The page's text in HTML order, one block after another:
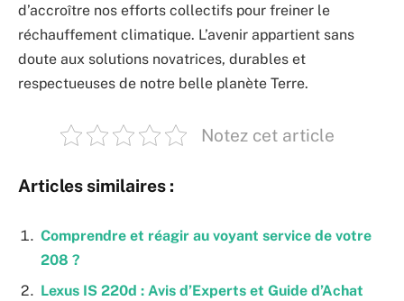
d’accroître nos efforts collectifs pour freiner le
réchauffement climatique. L’avenir appartient sans
doute aux solutions novatrices, durables et
respectueuses de notre belle planète Terre.
Notez cet article
Articles similaires :
Comprendre et réagir au voyant service de votre
208 ?
Lexus IS 220d : Avis d’Experts et Guide d’Achat